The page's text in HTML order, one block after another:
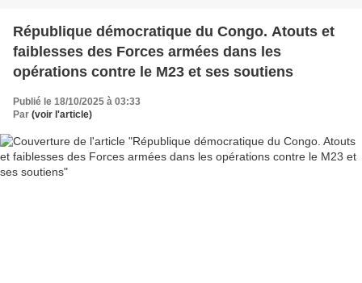
République démocratique du Congo. Atouts et
faiblesses des Forces armées dans les
opérations contre le M23 et ses soutiens
Publié le 18/10/2025 à 03:33
Par (voir l'article)